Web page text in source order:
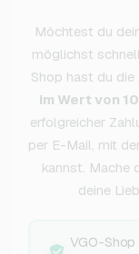
Möchtest du
möglichst
Shop hast du
im Wert von
erfolgreicher
per E-Mail, mit
kannst. Mache
deine
VGO-